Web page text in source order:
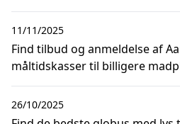
Find tilbud og anmeldelse af
måltidskasser til billigere
11/11/2025
26/10/2025